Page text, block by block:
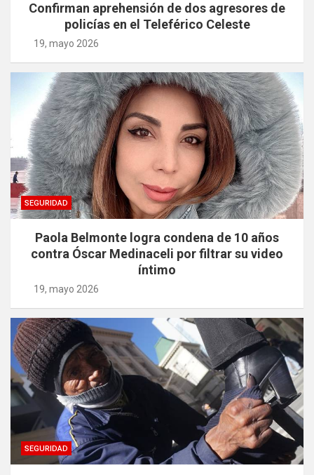
Confirman aprehensión de dos agresores de
policías en el Teleférico Celeste
19, mayo 2026
SEGURIDAD
Paola Belmonte logra condena de 10 años
contra Óscar Medinaceli por filtrar su video
íntimo
19, mayo 2026
SEGURIDAD